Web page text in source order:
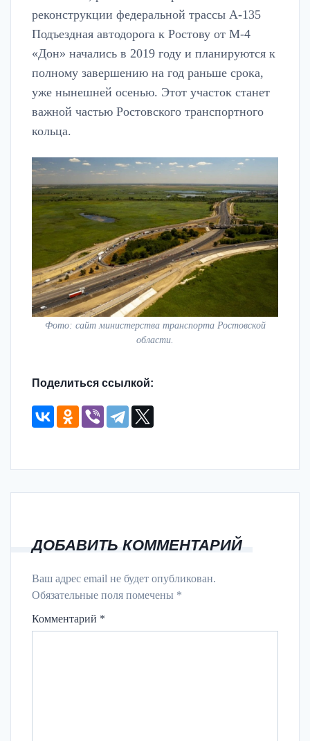
реконструкции федеральной трассы А-135
Подъездная автодорога к Ростову от М-4
«Дон» начались в 2019 году и планируются к
полному завершению на год раньше срока,
уже нынешней осенью. Этот участок станет
важной частью Ростовского транспортного
кольца.
Фото: сайт министерства транспорта Ростовской
области.
Поделиться ссылкой:
ДОБАВИТЬ КОММЕНТАРИЙ
Ваш адрес email не будет опубликован.
Обязательные поля помечены *
Комментарий *